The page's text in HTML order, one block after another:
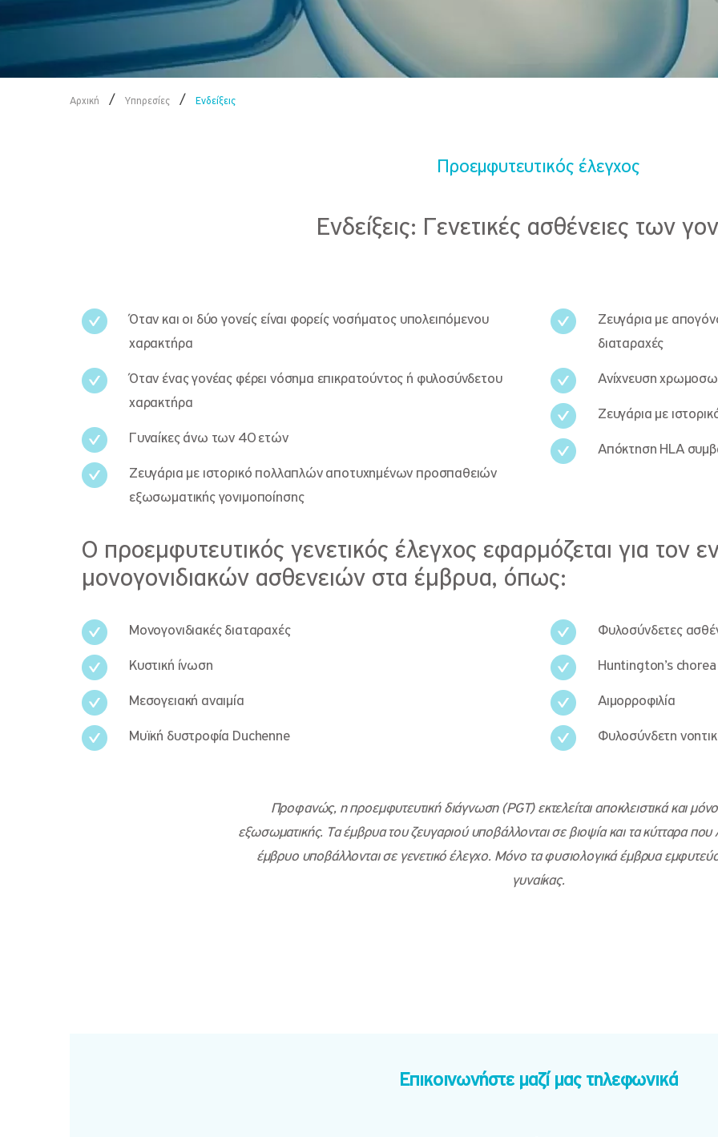
Αρχική / Υπηρεσίες / Ενδείξεις
Προεμφυτευτικός έλεγχος
Ενδείξεις: Γενετικές ασθένειες των
Όταν και οι δύο γονείς είναι φορείς νοσήματος υπολειπόμενου
χαρακτήρα
Όταν ένας γονέας φέρει νόσημα επικρατούντος ή φυλοσύνδετου
χαρακτήρα
Γυναίκες άνω των 40 ετών
Ζευγάρια με ιστορικό πολλαπλών αποτυχημένων προσπαθειών
εξωσωματικής γονιμοποίησης
Ζευγάρια με
διαταραχές
Ανίχνευση
Ζευγάρια με
Απόκτηση HLA
Ο προεμφυτευτικός γενετικός έλεγχος εφαρμόζεται για τον
μονογονιδιακών ασθενειών στα έμβρυα, όπως:
Μονογονιδιακές διαταραχές
Κυστική ίνωση
Μεσογειακή αναιμία
Μυϊκή δυστροφία Duchenne
Φυλοσύνδετες
Huntington’s chorea
Αιμορροφιλία
Φυλοσύνδετη
Προφανώς, η προεμφυτευτική διάγνωση (PGT) εκτελείται αποκλειστικά και
εξωσωματικής. Τα έμβρυα του ζευγαριού υποβάλλονται σε βιοψία και τα κύτταρα που
έμβρυο υποβάλλονται σε γενετικό έλεγχο. Μόνο τα φυσιολογικά έμβρυα
γυναίκας.
Επικοινωνήστε μαζί μας τηλεφωνικά